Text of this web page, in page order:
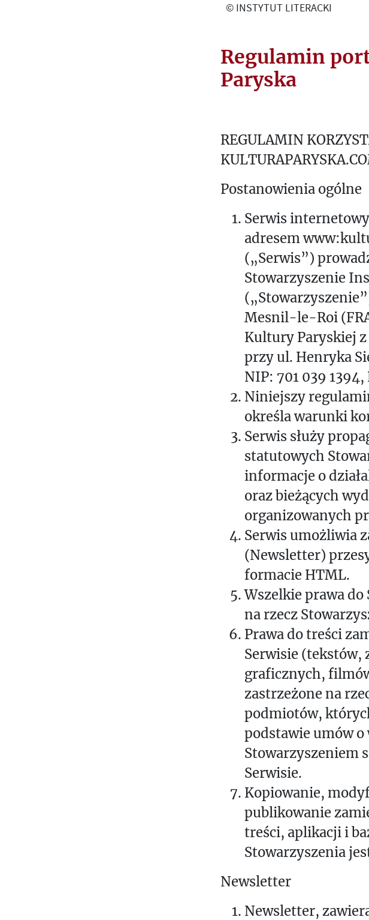
© INSTYTUT LITERACKI
Regulamin
Paryska
REGULAMIN
Postanowienia ogólne
Serwis
adresem
(„Serwis”)
Stowarzyszenie
Mesnil-le-Roi
Kultury Paryskiej
przy ul. Henryka
NIP: 701 039 1394,
Niniejszy
określa warunki
Serwis służy
statutowych
informacje o
oraz bieżących
organizowanych
Serwis umożliwia
(Newsletter)
formacie HTML.
Wszelkie prawa do
na rzecz
Prawa do treści
Serwisie (tekstów,
graficznych,
zastrzeżone na
podmiotów,
podstawie umów o
Stowarzyszeniem
Serwisie.
Kopiowanie,
publikowanie
treści, aplikacji i
Stowarzyszenia
Newsletter
Newsletter,